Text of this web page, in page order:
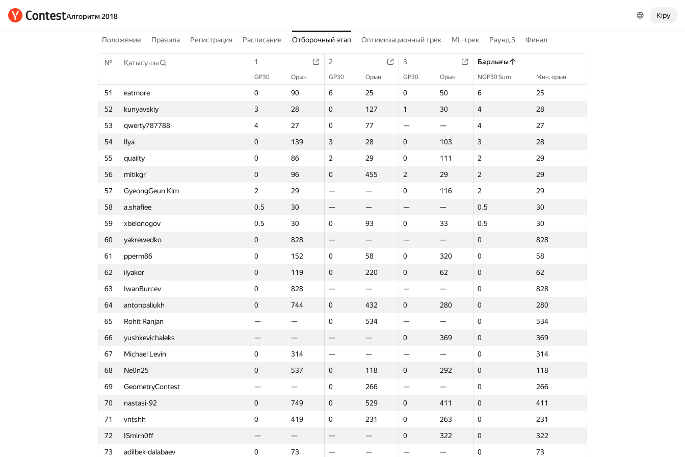
Алгоритм 2018 Кіру
Положение Правила Регистрация Расписание Отборочный этап Оптимизационный трек ML-трек Раунд 3 Финал
№ Қатысушы 1 2 3 Барлығы
GP30 Орын GP30 Орын GP30 Орын NGP30 Sum Мин. орын
51 eatmore 0 90 6 25 0 50 6
25
52
kunyavskiy 3 28 0 127 1 30 4
28
53
qwerty787788 4 27 0 77 — — 4
27
54
Ilya 0 139 3 28 0 103 3
28
55
quailty 0 86 2 29 0 111 2
29
56
mitikgr 0 96 0 455 2 29 2
29
57
GyeongGeun Kim 2 29 — — 0 116 2
29
58
a.shafiee 0.5 30 — — — — 0.5
30
59
xbelonogov 0.5 30 0 93 0 33 0.5
30
60
yakrewedko 0 828 — — — — 0
828
61
pperm86 0 152 0 58 0 320 0
58
62
ilyakor 0 119 0 220 0 62 0
62
63
IwanBurcev 0 828 — — — — 0
828
64
antonpaliukh 0 744 0 432 0 280 0
280
65
Rohit Ranjan — — 0 534 — — 0
534
66
yushkevichaleks — — — — 0 369 0
369
67
Michael Levin 0 314 — — — — 0
314
68
Ne0n25 0 537 0 118 0 292 0
118
69
GeometryContest — — 0 266 — — 0
266
70
nastasi-92 0 749 0 529 0 411 0
411
71
vntshh 0 419 0 231 0 263 0
231
72
ISmirn0ff — — — — 0 322 0
322
73
adilbek-dalabaev 0 73 — — — — 0
73
Қатысушы 3 Барлығы
GP30 Орын NGP30 Sum Мин. орын